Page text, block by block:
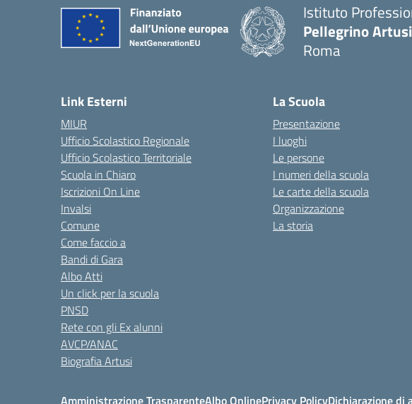
Istituto
Pellegrino Artusi
Roma
Link Esterni
MIUR
Ufficio Scolastico Regionale
Ufficio Scolastico Territoriale
Scuola in Chiaro
Iscrizioni On Line
Invalsi
Comune
Come faccio a
Bandi di Gara
Albo Atti
Un click per la scuola
PNSD
Rete con gli Ex alunni
AVCP/ANAC
Biografia Artusi
La Scuola
Presentazione
I luoghi
Le persone
I numeri della scuola
Le carte della scuola
Organizzazione
La storia
Amministrazione TrasparenteAlbo OnlinePrivacy PolicyDichiarazione di